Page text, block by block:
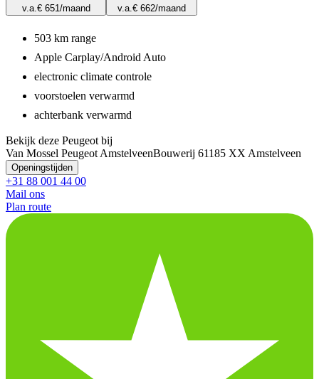
v.a.€ 651/maand
v.a.€ 662/maand
503 km range
Apple Carplay/Android Auto
electronic climate controle
voorstoelen verwarmd
achterbank verwarmd
Bekijk deze Peugeot bij
Van Mossel Peugeot AmstelveenBouwerij 61185 XX Amstelveen
Openingstijden
+31 88 001 44 00
Mail ons
Plan route